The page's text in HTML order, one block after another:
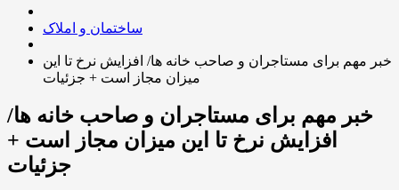
ساختمان و املاک
خبر مهم برای مستاجران و صاحب خانه ها/ افزایش نرخ تا این
میزان مجاز است + جزئیات
خبر مهم برای مستاجران و صاحب خانه ها/
افزایش نرخ تا این میزان مجاز است +
جزئیات